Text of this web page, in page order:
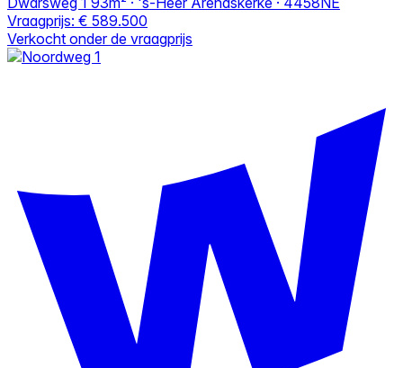
Vraagprijs: € 589.500
Verkocht onder de vraagprijs